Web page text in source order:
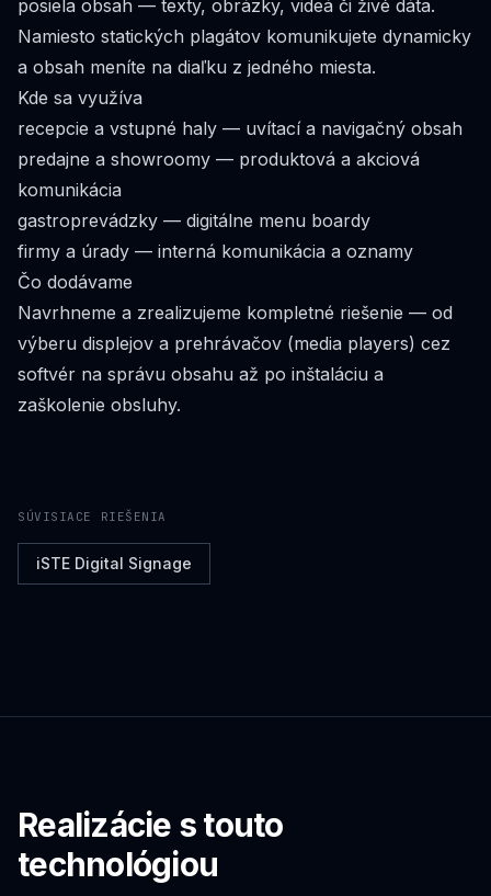
posiela obsah — texty, obrázky, videá či živé dáta.
Namiesto statických plagátov komunikujete dynamicky
a obsah meníte na diaľku z jedného miesta.
Kde sa využíva
recepcie a vstupné haly — uvítací a navigačný obsah
predajne a showroomy — produktová a akciová
komunikácia
gastroprevádzky — digitálne menu boardy
firmy a úrady — interná komunikácia a oznamy
Čo dodávame
Navrhneme a zrealizujeme kompletné riešenie — od
výberu displejov a prehrávačov (media players) cez
softvér na správu obsahu až po inštaláciu a
zaškolenie obsluhy.
SÚVISIACE RIEŠENIA
iSTE Digital Signage
Realizácie s touto
technológiou